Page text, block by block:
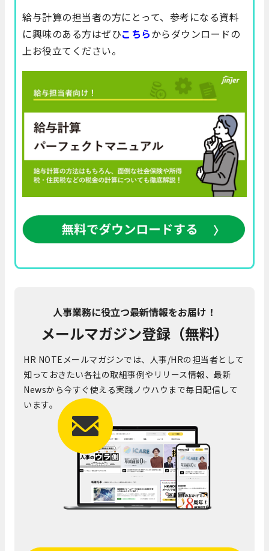
給与計算の担当者の方にとって、参考になる資料
に興味のある方はぜひこちらからダウンロードの
上お役立てください。
人事業務に役立つ最新情報をお届け！
メールマガジン登録（無料）
HR NOTEメールマガジンでは、人事/HRの担当者として
知っておきたい各社の取組事例やリリース情報、最新
Newsから今すぐ使える実践ノウハウまで毎日配信して
います。